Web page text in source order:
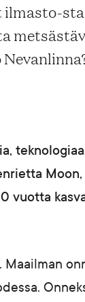
ilmasto-
vuotta
Maailman